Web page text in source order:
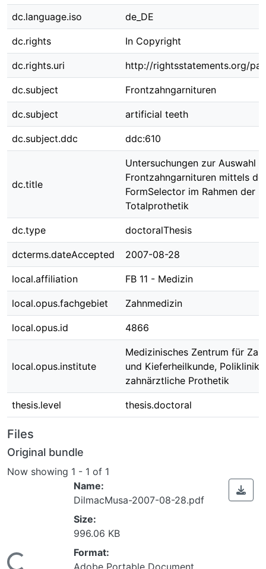
dc.language.iso de_DE
dc.rights In Copyright
dc.rights.uri http://rightsstatements.org/
dc.subject Frontzahngarnituren
dc.subject artificial teeth
dc.subject.ddc ddc:610
dc.title
Untersuchungen zur Auswahl
Frontzahngarnituren mittels
FormSelector im Rahmen der
Totalprothetik
dc.type doctoralThesis
dcterms.dateAccepted 2007-08-28
local.affiliation FB 11 - Medizin
local.opus.fachgebiet Zahnmedizin
local.opus.id 4866
local.opus.institute
Medizinisches Zentrum für
und Kieferheilkunde, Poliklinik
zahnärztliche Prothetik
thesis.level thesis.doctoral
Files
Original bundle
Now showing 1 - 1 of 1
Name:
DilmacMusa-2007-08-28.pdf
Size:
996.06 KB
Format:
Adobe Portable Document